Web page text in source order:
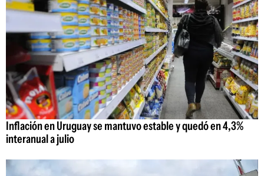
Inflación en Uruguay se mantuvo estable y quedó en 4,3%
interanual a julio